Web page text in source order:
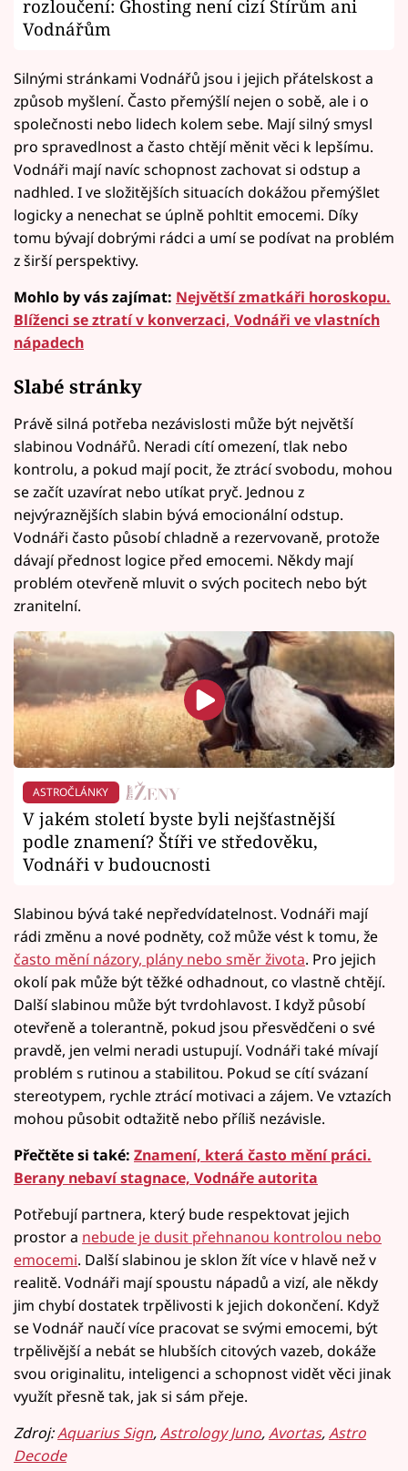
rozloučení: Ghosting není cizí Štírům ani
Vodnářům
Silnými stránkami Vodnářů jsou i jejich přátelskost a
způsob myšlení. Často přemýšlí nejen o sobě, ale i o
společnosti nebo lidech kolem sebe. Mají silný smysl
pro spravedlnost a často chtějí měnit věci k lepšímu.
Vodnáři mají navíc schopnost zachovat si odstup a
nadhled. I ve složitějších situacích dokážou přemýšlet
logicky a nenechat se úplně pohltit emocemi. Díky
tomu bývají dobrými rádci a umí se podívat na problém
z širší perspektivy.
Mohlo by vás zajímat: Největší zmatkáři horoskopu.
Blíženci se ztratí v konverzaci, Vodnáři ve vlastních
nápadech
Slabé stránky
Právě silná potřeba nezávislosti může být největší
slabinou Vodnářů. Neradi cítí omezení, tlak nebo
kontrolu, a pokud mají pocit, že ztrácí svobodu, mohou
se začít uzavírat nebo utíkat pryč. Jednou z
nejvýraznějších slabin bývá emocionální odstup.
Vodnáři často působí chladně a rezervovaně, protože
dávají přednost logice před emocemi. Někdy mají
problém otevřeně mluvit o svých pocitech nebo být
zranitelní.
ASTROČLÁNKY
V jakém století byste byli nejšťastnější
podle znamení? Štíři ve středověku,
Vodnáři v budoucnosti
Slabinou bývá také nepředvídatelnost. Vodnáři mají
rádi změnu a nové podněty, což může vést k tomu, že
často mění názory, plány nebo směr života. Pro jejich
okolí pak může být těžké odhadnout, co vlastně chtějí.
Další slabinou může být tvrdohlavost. I když působí
otevřeně a tolerantně, pokud jsou přesvědčeni o své
pravdě, jen velmi neradi ustupují. Vodnáři také mívají
problém s rutinou a stabilitou. Pokud se cítí svázaní
stereotypem, rychle ztrácí motivaci a zájem. Ve vztazích
mohou působit odtažitě nebo příliš nezávisle.
Přečtěte si také: Znamení, která často mění práci.
Berany nebaví stagnace, Vodnáře autorita
Potřebují partnera, který bude respektovat jejich
prostor a nebude je dusit přehnanou kontrolou nebo
emocemi. Další slabinou je sklon žít více v hlavě než v
realitě. Vodnáři mají spoustu nápadů a vizí, ale někdy
jim chybí dostatek trpělivosti k jejich dokončení. Když
se Vodnář naučí více pracovat se svými emocemi, být
trpělivější a nebát se hlubších citových vazeb, dokáže
svou originalitu, inteligenci a schopnost vidět věci jinak
využít přesně tak, jak si sám přeje.
Zdroj:Aquarius Sign,Astrology Juno,Avortas,Astro
Decode